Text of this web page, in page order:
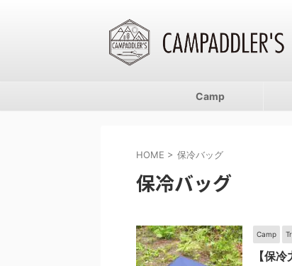
Camp
HOME > 保冷バッグ
保冷バッグ
Camp
【保